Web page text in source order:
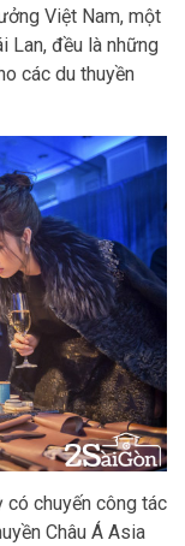
Việt Nam, một
Lan, đều là những
các du thuyền
có chuyến công tác
Châu Á Asia